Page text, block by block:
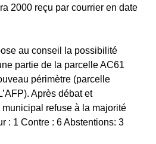
2000 reçu par courrier en date
au conseil la possibilité
partie de la parcelle AC61
périmètre (parcelle
Après débat et
refuse à la majorité
: 1 Contre : 6 Abstentions: 3